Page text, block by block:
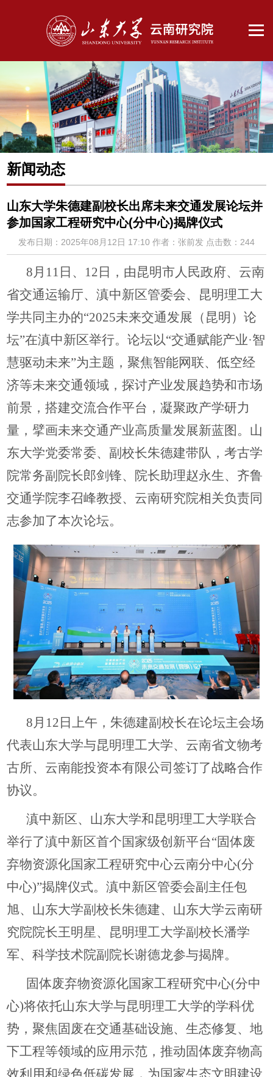
新闻动态
山东大学朱德建副校长出席未来交通发展论坛并
参加国家工程研究中心(分中心)揭牌仪式
发布日期：2025年08月12日 17:10 作者：张前发 点击数： 244
8月11日、12日，由昆明市人民政府、云南
省交通运输厅、滇中新区管委会、昆明理工大
学共同主办的“2025未来交通发展（昆明）论
坛”在滇中新区举行。论坛以“交通赋能产业·智
慧驱动未来”为主题，聚焦智能网联、低空经
济等未来交通领域，探讨产业发展趋势和市场
前景，搭建交流合作平台，凝聚政产学研力
量，擘画未来交通产业高质量发展新蓝图。山
东大学党委常委、副校长朱德建带队，考古学
院常务副院长郎剑锋、院长助理赵永生、齐鲁
交通学院李召峰教授、云南研究院相关负责同
志参加了本次论坛。
8月12日上午，朱德建副校长在论坛主会场
代表山东大学与昆明理工大学、云南省文物考
古所、云南能投资本有限公司签订了战略合作
协议。
滇中新区、山东大学和昆明理工大学联合
举行了滇中新区首个国家级创新平台“固体废
弃物资源化国家工程研究中心云南分中心(分
中心)”揭牌仪式。滇中新区管委会副主任包
旭、山东大学副校长朱德建、山东大学云南研
究院院长王明星、昆明理工大学副校长潘学
军、科学技术院副院长谢德龙参与揭牌。
固体废弃物资源化国家工程研究中心(分中
心)将依托山东大学与昆明理工大学的学科优
势，聚焦固废在交通基础设施、生态修复、地
下工程等领域的应用示范，推动固体废弃物高